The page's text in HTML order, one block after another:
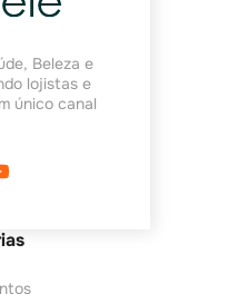
Beleza e
lojistas e
único canal